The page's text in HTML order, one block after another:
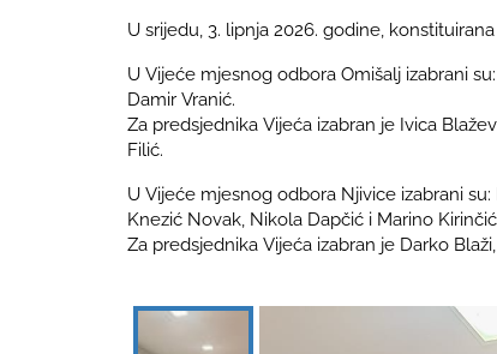
U srijedu, 3. lipnja 2026. godine,
U Vijeće mjesnog odbora Omišalj izabrani
Damir Vranić.
Za predsjednika Vijeća izabran je Ivica
Filić.
U Vijeće mjesnog odbora Njivice izabrani
Knezić Novak, Nikola Dapčić i Marino
Za predsjednika Vijeća izabran je Darko